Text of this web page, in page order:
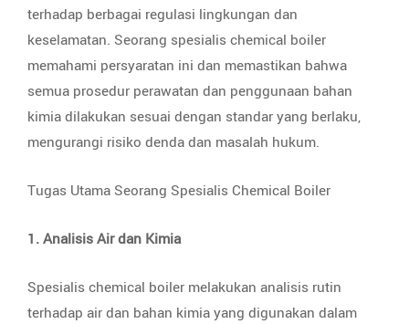
terhadap berbagai regulasi lingkungan dan
keselamatan. Seorang spesialis chemical boiler
memahami persyaratan ini dan memastikan bahwa
semua prosedur perawatan dan penggunaan bahan
kimia dilakukan sesuai dengan standar yang berlaku,
mengurangi risiko denda dan masalah hukum.
Tugas Utama Seorang Spesialis Chemical Boiler
1. Analisis Air dan Kimia
Spesialis chemical boiler melakukan analisis rutin
terhadap air dan bahan kimia yang digunakan dalam